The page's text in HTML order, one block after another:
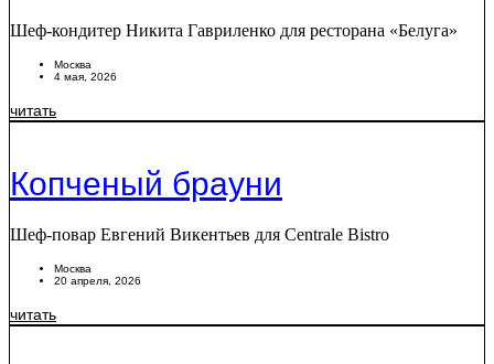
Шеф-кондитер Никита Гавриленко для ресторана «Белуга»
Москва
4 мая, 2026
читать
Копченый брауни
Шеф-повар Евгений Викентьев для Centrale Bistro
Москва
20 апреля, 2026
читать